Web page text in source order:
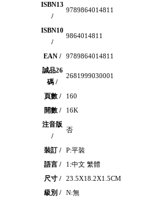
ISBN13
/
9789864014811
ISBN10
/
9864014811
EAN /
9789864014811
誠品26
碼 /
2681999030001
頁數 /
160
開數 /
16K
注音版
/
否
裝訂 /
P:平裝
語言 /
1:中文 繁體
尺寸 /
23.5X18.2X1.5CM
級別 /
N:無